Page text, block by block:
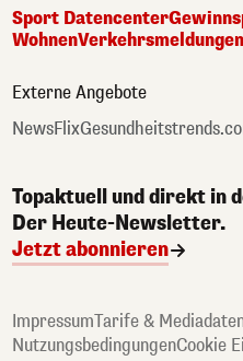
Sport Datencenter
WohnenVerkehrsmeldungen
Externe Angebote
NewsFlix
Topaktuell und direkt in
Der Heute-Newsletter.
Jetzt abonnieren
ImpressumTarife &
NutzungsbedingungenCookie